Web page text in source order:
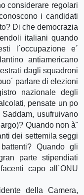
considerare regolari
i candidati
Di che democrazia
italiani quando
l´occupazione e´
antiamericano
dagli squadroni
parlare di elezioni
nazionale degli
pensate un po
usufruivano
Quando non à¨
dei settemila seggi
Quando gli
parte stipendiati
capo all´ONU
della Camera,